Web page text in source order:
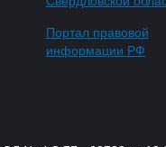
Портал правовой
информации РФ